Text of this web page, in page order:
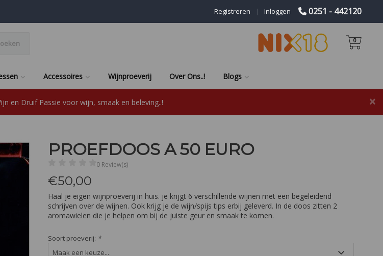
0251 - 442120
Inloggen
|
Registreren
0
Accessoires Wijnproeverij Over Ons..! Blogs
en Druif Passie voor wijn, smaak en beleving..! ×
PROEFDOOS A 50 EURO
0 Review(s)
€50,00
Haal je eigen wijnproeverij in huis. je krijgt 6 verschillende wijnen met een begeleidend
schrijven over de wijnen. Ook krijg je de wijn/spijs tips erbij geleverd. In de doos zitten 2
aromawielen die je helpen om bij de juiste geur en smaak te komen.
Soort proeverij: *